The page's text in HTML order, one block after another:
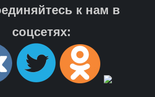
к нам в
соцсетях: